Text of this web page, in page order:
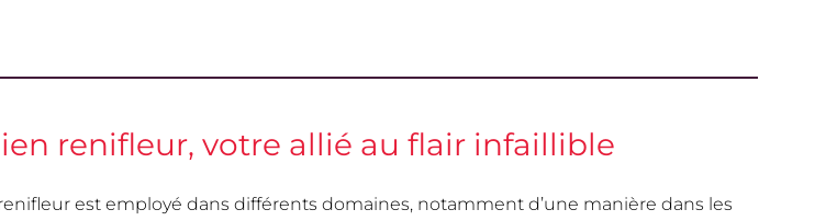
renifleur, votre allié au flair infaillible
est employé dans différents domaines, notamment d’une manière dans les